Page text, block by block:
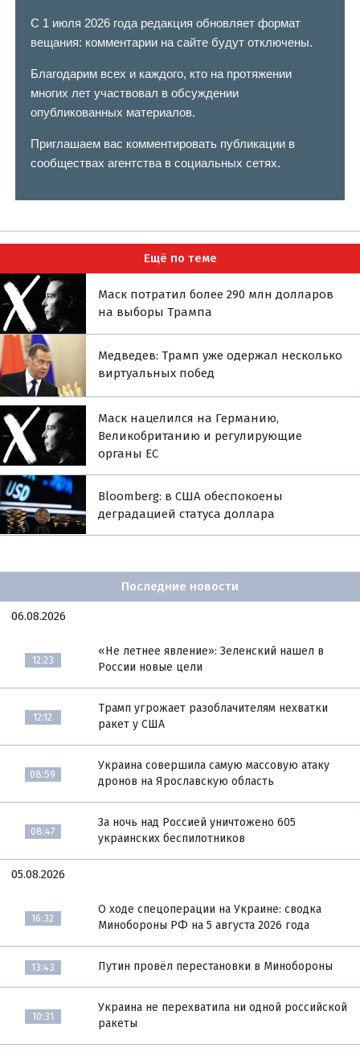
С 1 июля 2026 года редакция обновляет формат
вещания: комментарии на сайте будут отключены.
Благодарим всех и каждого, кто на протяжении
многих лет участвовал в обсуждении
опубликованных материалов.
Приглашаем вас комментировать публикации в
сообществах агентства в социальных сетях.
Ещё по теме
Маск потратил более 290 млн долларов
на выборы Трампа
Медведев: Трамп уже одержал несколько
виртуальных побед
Маск нацелился на Германию,
Великобританию и регулирующие
органы ЕС
Bloomberg: в США обеспокоены
деградацией статуса доллара
Последние новости
06.08.2026
12:23
«Не летнее явление»: Зеленский нашел в
России новые цели
12:12
Трамп угрожает разоблачителям нехватки
ракет у США
08:59
Украина совершила самую массовую атаку
дронов на Ярославскую область
08:47
За ночь над Россией уничтожено 605
украинских беспилотников
05.08.2026
16:32
О ходе спецоперации на Украине: сводка
Минобороны РФ на 5 августа 2026 года
13:43 Путин провёл перестановки в Минобороны
10:31
Украина не перехватила ни одной российской
ракеты